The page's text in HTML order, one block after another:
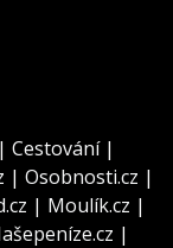
| Cestování|
| Osobnosti.cz |
| Moulík.cz |
|